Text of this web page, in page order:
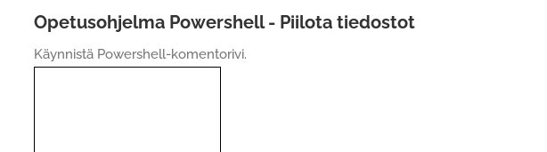
Opetusohjelma Powershell - Piilota tiedostot
Käynnistä Powershell-komentorivi.